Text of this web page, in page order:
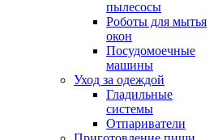
пылесосы
Роботы для мытья
окон
Посудомоечные
машины
Уход за одеждой
Гладильные
системы
Отпариватели